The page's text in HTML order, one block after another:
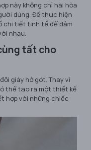
này không chỉ hài hòa
dùng. Để thực hiện
chi tiết tinh tế để đảm
nhau.
tất cho
giày hở gót. Thay vì
thể tạo ra một thiết kế
hợp với những chiếc